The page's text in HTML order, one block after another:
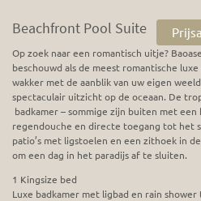
Beachfront Pool Suite
Op zoek naar een romantisch uitje?
beschouwd als de meest romantische
wakker met de aanblik van uw eigen
spectaculair uitzicht op de oceaan. De
badkamer – sommige zijn buiten met een
regendouche en directe toegang tot het
patio’s met ligstoelen en een zithoek in
om een dag in het paradijs af te sluiten.
1 Kingsize bed
Luxe badkamer met ligbad en rain